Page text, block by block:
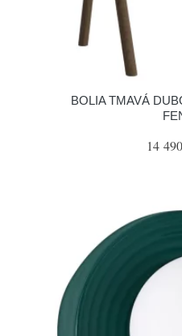
BOLIA TMAVÁ
14